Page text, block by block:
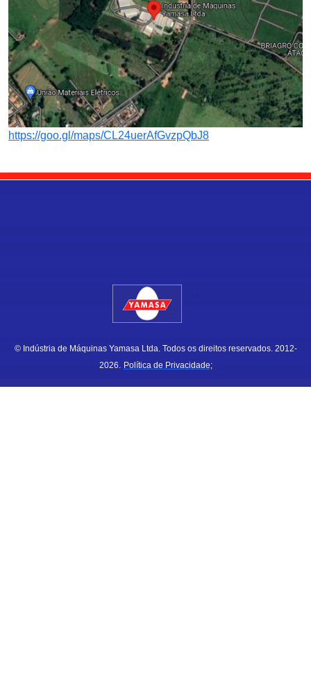
https://goo.gl/maps/CL24uerAfGvzpQbJ8
.
© Indústria de Máquinas Yamasa Ltda. Todos os direitos reservados. 2012-
2026. Política de Privacidade;